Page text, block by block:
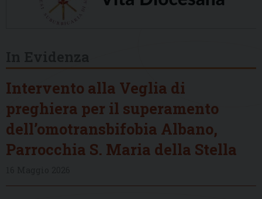
Intervento alla Veglia di
preghiera per il superamento
dell’omotransbifobia Albano,
Parrocchia S. Maria della Stella